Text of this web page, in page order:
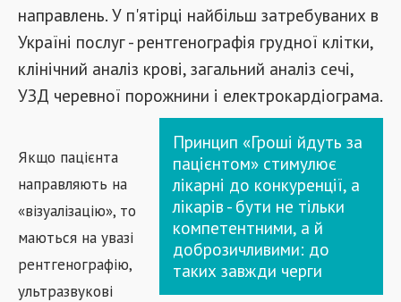
направлень. У п'ятірці найбільш затребуваних в
Україні послуг - рентгенографія грудної клітки,
клінічний аналіз крові, загальний аналіз сечі,
УЗД черевної порожнини і електрокардіограма.
Принцип «Гроші йдуть за
пацієнтом» стимулює
лікарні до конкуренції, а
лікарів - бути не тільки
компетентними, а й
доброзичливими: до
таких завжди черги
Якщо пацієнта
направляють на
«візуалізацію», то
маються на увазі
рентгенографію,
ультразвукові